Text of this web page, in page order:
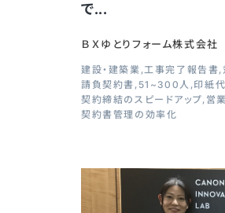
で...
ＢＸゆとりフォーム株式会社
建設・建築業 工事完了報告書
請負契約書 51~300人 印紙
契約締結のスピードアップ 営
契約書管理の効率化